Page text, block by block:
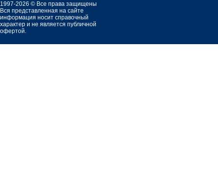
1997-2026 © Все права защищены
Вся представленная на сайте
информация носит справочный
характер и не является публичной
офертой.